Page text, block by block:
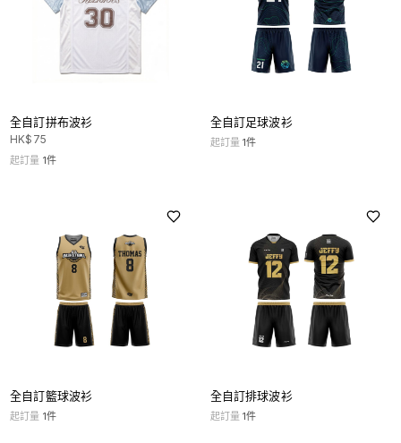
全自訂拼布波衫
HK$ 75
起訂量 1件
全自訂足球波衫
起訂量 1件
全自訂籃球波衫
起訂量 1件
全自訂排球波衫
起訂量 1件